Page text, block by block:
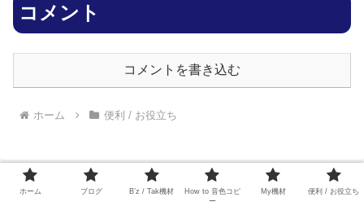
コメント
コメントを書き込む
ホーム 便利 / お役立ち
ひいろ
ホーム ブログ B’z / Tak機材
How to 音色コピ
ー
My機材 便利 / お役立ち